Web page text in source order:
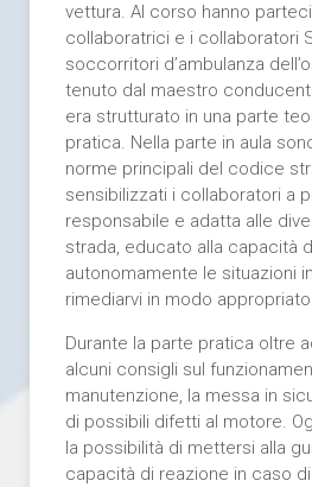
vettura. Al corso hanno
collaboratrici e i collaboratori
soccorritori d’ambulanza
tenuto dal maestro
era strutturato in una parte
pratica. Nella parte in aula
norme principali del codice
sensibilizzati i collaboratori a
responsabile e adatta alle
strada, educato alla capacità
autonomamente le situazioni
rimediarvi in modo appropriato.
Durante la parte pratica oltre
alcuni consigli sul
manutenzione, la messa in
di possibili difetti al motore.
la possibilità di mettersi alla
capacità di reazione in caso